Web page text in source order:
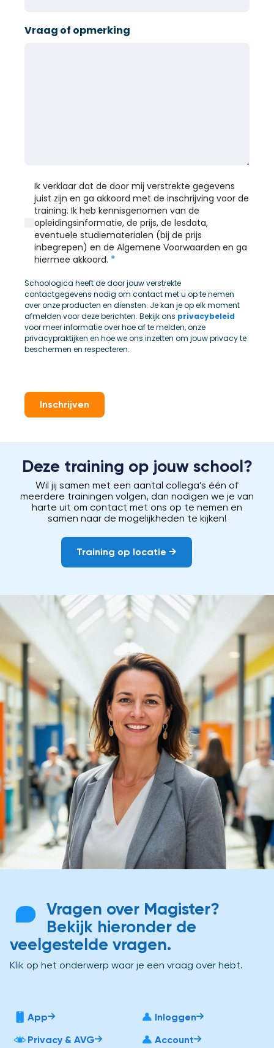
Vraag of opmerking
Ik verklaar dat de door mij verstrekte gegevens
juist zijn en ga akkoord met de inschrijving voor de
training. Ik heb kennisgenomen van de
opleidingsinformatie, de prijs, de lesdata,
eventuele studiematerialen (bij de prijs
inbegrepen) en de Algemene Voorwaarden en ga
hiermee akkoord. *
Schoologica heeft de door jouw verstrekte
contactgegevens nodig om contact met u op te nemen
over onze producten en diensten. Je kan je op elk moment
afmelden voor deze berichten. Bekijk ons privacybeleid
voor meer informatie over hoe af te melden, onze
privacypraktijken en hoe we ons inzetten om jouw privacy te
beschermen en respecteren.
Inschrijven
Deze training op jouw school?
Wil jij samen met een aantal collega’s één of
meerdere trainingen volgen, dan nodigen we je van
harte uit om contact met ons op te nemen en
samen naar de mogelijkheden te kijken!
Training op locatie →
Vragen over Magister?
Bekijk hieronder de
veelgestelde vragen.
Klik op het onderwerp waar je een vraag over hebt.
App
Inloggen
Privacy & AVG
Account